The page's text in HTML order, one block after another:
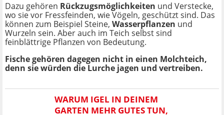
Dazu gehören Rückzugsmöglichkeiten und Verstecke,
wo sie vor Fressfeinden, wie Vögeln, geschützt sind. Das
können zum Beispiel Steine, Wasserpflanzen und
Wurzeln sein. Aber auch im Teich selbst sind
feinblättrige Pflanzen von Bedeutung.
Fische gehören dagegen nicht in einen Molchteich,
denn sie würden die Lurche jagen und vertreiben.
WARUM IGEL IN DEINEM
GARTEN MEHR GUTES TUN,